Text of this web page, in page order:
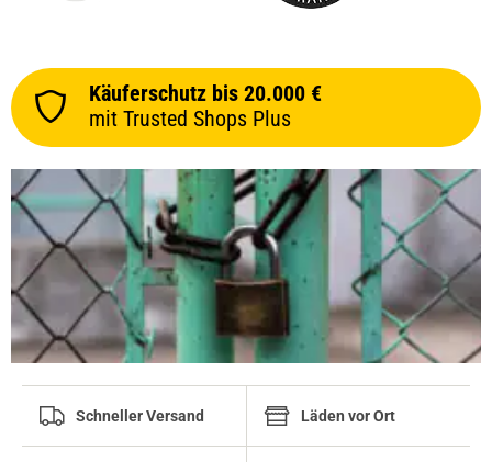
Käuferschutz bis 20.000 €
mit Trusted Shops Plus
Schneller Versand Läden vor Ort